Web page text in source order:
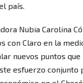
país.
Nubia Carolina
con Claro en la
nuevos puntos
esfuerzo